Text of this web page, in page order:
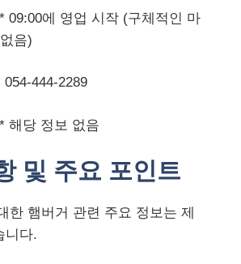
09:00에 영업 시작 (구체적인 마
음)
444-2289
해당 정보 없음
및 주요 포인트
한 햄버거 관련 주요 정보는 제
니다.